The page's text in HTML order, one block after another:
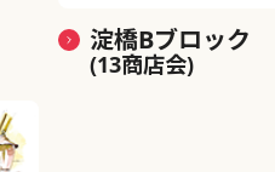
淀橋Bブロック
(13商店会)